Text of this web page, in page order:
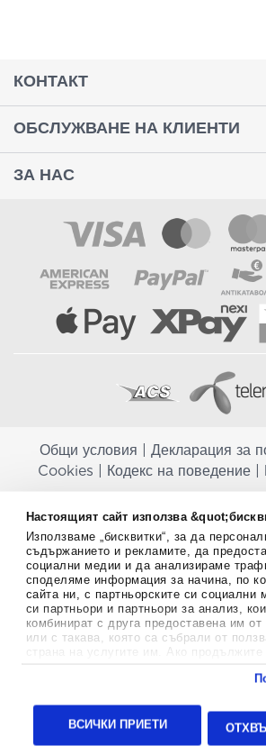
Настоящият сайт използва
Използваме „бисквитки“, за да
съдържанието и рекламите, да
социални медии и да анализираме
споделяме информация за начина, по
сайта ни, с партньорските си социални
си партньори и партньори за анализ,
комбинират с друга предоставена им
или с такава, която са събрали от
страна на услугите им. Ако продължите
тук.
ВСИЧКИ ПРИЕТИ
КОНТАКТ
ОБСЛУЖВАНЕ НА КЛИЕНТИ
ЗА НАС
Общи условия Декларация за
Cookies
Кодекс на поведение|
заместват балансираната диета и не са
профилактика, лечение или лечение на
Консултирайте се с Вашия лекар, ако сте
приемате лекарства или имате някакви
преди да използвате някаква хранителна
стремим да ви предоставяме точна и
имате някакви въпроси или коментари
се с нас.
Aptekapromahon.com
24lc.gr